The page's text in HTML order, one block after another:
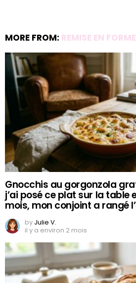
MORE FROM: REMISE EN FORME
Gnocchis au gorgonzola
j’ai posé ce plat sur la table
mois, mon conjoint a rangé
by Julie V.
il y a environ 2 mois